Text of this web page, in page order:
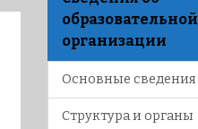
образовательной
организации
Основные сведения
Структура и органы